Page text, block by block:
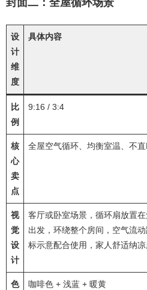
封面二：全屋循环场景
设
计
维
度
具体内容
比
例
9:16 / 3:4
核
心
卖
点
全屋空气循环、均衡室温、不直
视
觉
设
计
客厅或卧室场景，循环扇放置
出发，环绕整个房间，空气流
标示意配合使用，家人舒适纳
色
咖啡色 + 浅蓝 + 暖黄